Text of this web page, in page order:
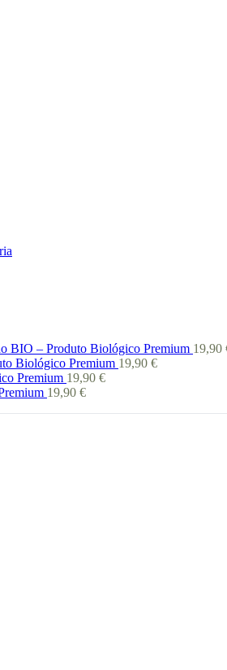
BIO – Produto Biológico Premium 19,90
Biológico Premium 19,90 €
Premium 19,90 €
19,90 €